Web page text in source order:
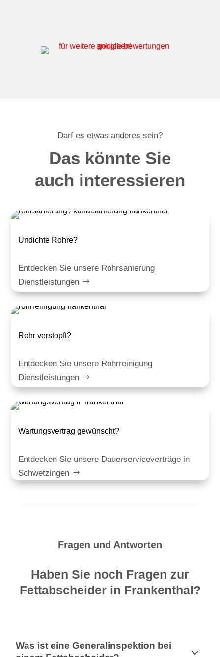
Darf es etwas anderes sein?
Das könnte Sie
auch interessieren
Undichte Rohre?
Entdecken Sie unsere Rohrsanierung
Dienstleistungen
Rohr verstopft?
Entdecken Sie unsere Rohrreinigung
Dienstleistungen
Wartungsvertrag gewünscht?
Entdecken Sie unsere Dauerserviceverträge in
Schwetzingen
Fragen und Antworten
Haben Sie noch Fragen zur
Fettabscheider in Frankenthal?
Was ist eine Generalinspektion bei